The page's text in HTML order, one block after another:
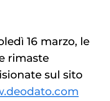
16 marzo, le
rimaste
sul sito